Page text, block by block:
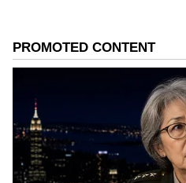
గూగుల్‌లో ఆసక్తికరమైన
ను మీ ఫ్రిఫర్డ్ సోర్స్